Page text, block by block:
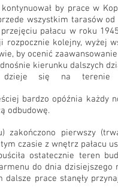
by prace w
wszystkim tarasów
pałacu w roku
kolejny, wyżej
by ocenić
kierunku dalszych
się na terenie
bardzo opóźnia każdy
odbudowę.
zakończono pierwszy
czasie z wnętrz pałacu
ostatecznie teren
do dnia
prace stanęły